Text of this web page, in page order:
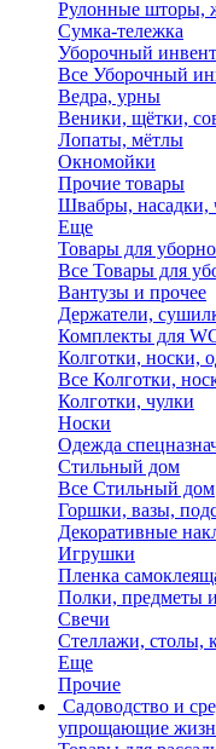
Рулонные шторы,
Сумка-тележка
Уборочный
Все Уборочный
Ведра, урны
Веники, щётки,
Лопаты, мётлы
Окномойки
Прочие товары
Швабры, насадки,
Еще
Товары для
Все Товары для
Вантузы и прочее
Держатели,
Комплекты для
Колготки, носки,
Все Колготки,
Колготки, чулки
Носки
Одежда
Стильный дом
Все Стильный дом
Горшки, вазы,
Декоративные
Игрушки
Пленка
Полки, предметы
Свечи
Стеллажи, столы,
Еще
Прочие
Садоводство и
упрощающие